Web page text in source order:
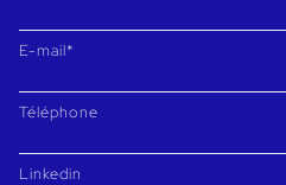
E-mail*
Téléphone
Linkedin